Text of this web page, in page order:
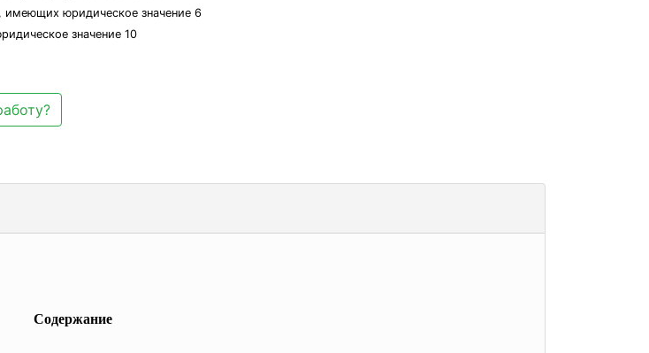
имеющих юридическое значение 6
значение 10
Содержание